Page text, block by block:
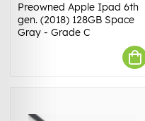
Preowned Apple Ipad 6th
gen. (2018) 128GB Space
Gray - Grade C